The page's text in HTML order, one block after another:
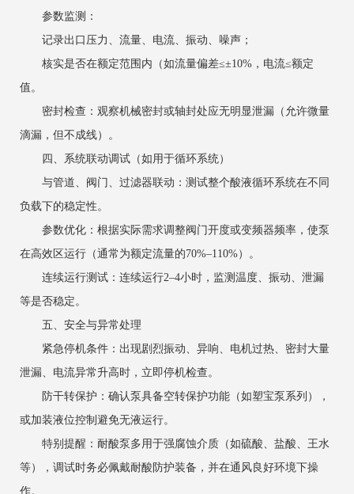
参数监测：
记录出口压力、流量、电流、振动、噪声；
核实是否在额定范围内（如流量偏差≤±10%，电流≤额定
值。
密封检查：观察机械密封或轴封处应无明显泄漏（允许微量
滴漏，但不成线）。
四、系统联动调试（如用于循环系统）
与管道、阀门、过滤器联动：测试整个酸液循环系统在不同
负载下的稳定性。
参数优化：根据实际需求调整阀门开度或变频器频率，使泵
在高效区运行（通常为额定流量的70%–110%）。
连续运行测试：连续运行2–4小时，监测温度、振动、泄漏
等是否稳定。
五、安全与异常处理
紧急停机条件：出现剧烈振动、异响、电机过热、密封大量
泄漏、电流异常升高时，立即停机检查。
防干转保护：确认泵具备空转保护功能（如塑宝泵系列），
或加装液位控制避免无液运行。
特别提醒：耐酸泵多用于强腐蚀介质（如硫酸、盐酸、王水
等），调试时务必佩戴耐酸防护装备，并在通风良好环境下操
作。